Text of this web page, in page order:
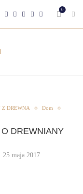
0
Z DREWNA
Dom
DREWNIANY
25 maja 2017